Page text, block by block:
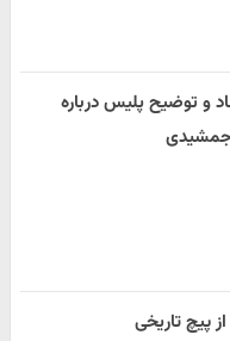
و توضیح پلیس درباره
جمشیدی
پیچ تاریخی